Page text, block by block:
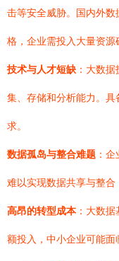
击等安全威胁。国内外
格，企业需投入大量资源
技术与人才短缺 ：大数
集、存储和分析能力。
求。
数据孤岛与整合难题 ：
难以实现数据共享与整合
高昂的转型成本：大数据
额投入，中小企业可能面